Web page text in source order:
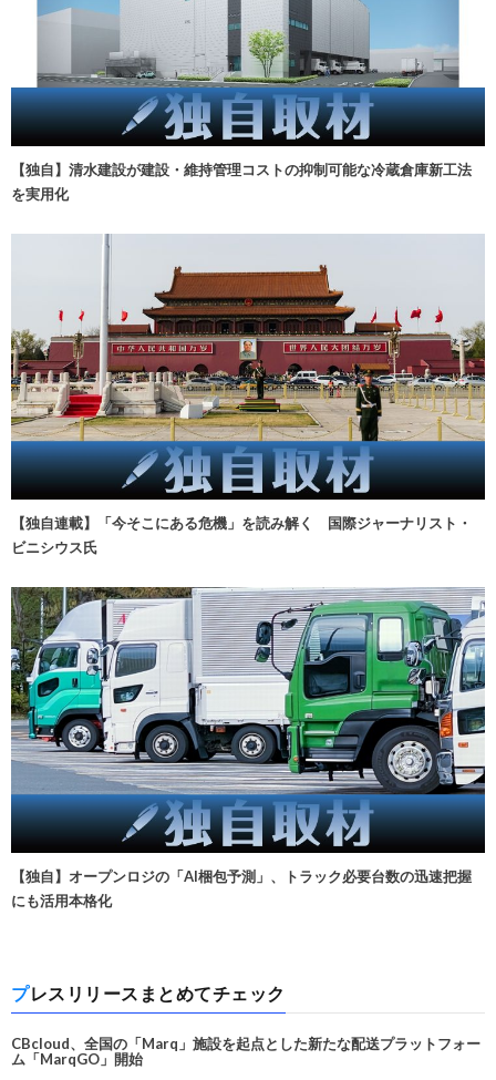
【独自】清水建設が建設・維持管理コストの抑制可能な冷蔵倉庫新工法
を実用化
【独自連載】「今そこにある危機」を読み解く 国際ジャーナリスト・
ビニシウス氏
【独自】オープンロジの「AI梱包予測」、トラック必要台数の迅速把握
にも活用本格化
プレスリリースまとめてチェック
CBcloud、全国の「Marq」施設を起点とした新たな配送プラットフォー
ム「MarqGO」開始